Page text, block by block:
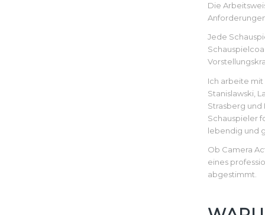
Die
Jede
Ich arbeite
Stanislawski,
Strasberg
Schauspieler
lebendig und
Ob Camera
eines
abgestimmt.